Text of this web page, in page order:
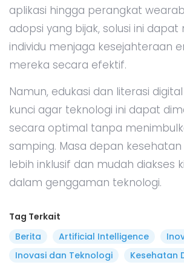
aplikasi hingga perangkat
adopsi yang bijak, solusi ini
individu menjaga kesejahteraan
mereka secara efektif.
Namun, edukasi dan literasi
kunci agar teknologi ini dapat
secara optimal tanpa
samping. Masa depan
lebih inklusif dan mudah diakses
dalam genggaman teknologi.
Tag Terkait
Berita
Artificial Intelligence
Inovasi dan Teknologi
Kesehatan